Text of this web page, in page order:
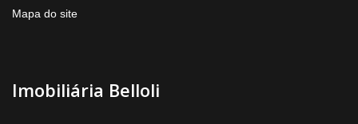
Mapa do site
Imobiliária Belloli